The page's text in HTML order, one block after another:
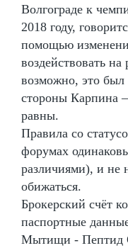
Волгограде к
2018 году,
помощью
воздействовать
возможно, это был
стороны Карпина
равны.
Правила со
форумах
различиями), и не
обижаться.
Брокерский счёт
паспортные
Мытищи - Пептид